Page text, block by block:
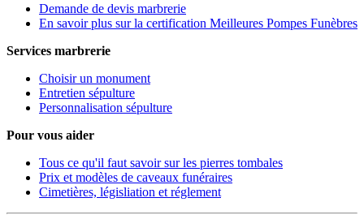
Demande de devis marbrerie
En savoir plus sur la certification Meilleures Pompes Funèbres
Services marbrerie
Choisir un monument
Entretien sépulture
Personnalisation sépulture
Pour vous aider
Tous ce qu'il faut savoir sur les pierres tombales
Prix et modèles de caveaux funéraires
Cimetières, législiation et réglement